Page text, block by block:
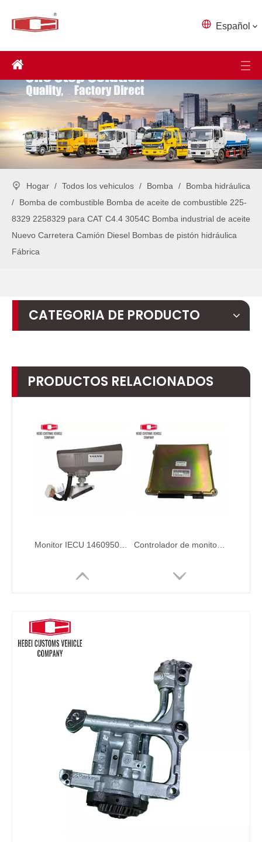
Español
Hogar / Todos los vehiculos / Bomba /
Bomba hidráulica
/
Bomba de combustible Bomba de aceite de combustible 225-
8329 2258329 para CAT C4.4 3054C Bomba industrial de aceite
Nuevo Carretera Camión Diesel Bombas de pistón hidráulica
Fábrica
CATEGORIA DE PRODUCTO
PRODUCTOS RELACIONADOS
14640102 VOE14640102 Panel de visualización IECU IECU 14640102 VOE14640102 para Volvo Monitor EC210D EC240D EC360D LCD para Volvo Excavator